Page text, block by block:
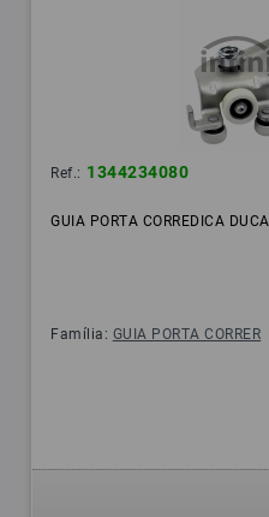
Ref.: 1344234080
GUIA PORTA CORREDICA
Família: GUIA PORTA CORRER